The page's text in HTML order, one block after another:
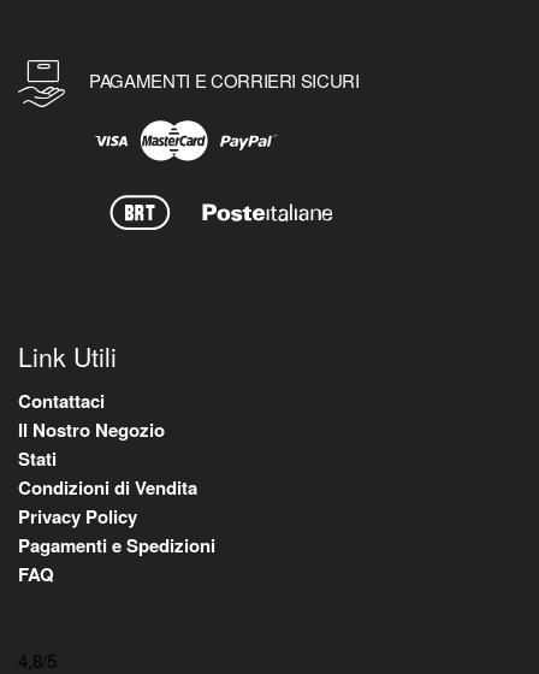
PAGAMENTI E CORRIERI SICURI
Link Utili
Contattaci
Il Nostro Negozio
Stati
Condizioni di Vendita
Privacy Policy
Pagamenti e Spedizioni
FAQ
4,8/5